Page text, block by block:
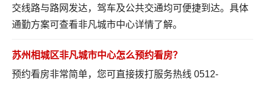
交线路与路网发达，驾车及公共交通均可便捷到达。具体
通勤方案可查看非凡城市中心详情了解。
苏州相城区非凡城市中心怎么预约看房？
预约看房非常简单，您可直接拨打服务热线 0512-